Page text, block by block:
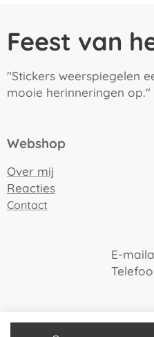
Feest van
"Stickers weerspiegelen
mooie herinneringen op."
Webshop
Over mij
Reacties
Contact
E-